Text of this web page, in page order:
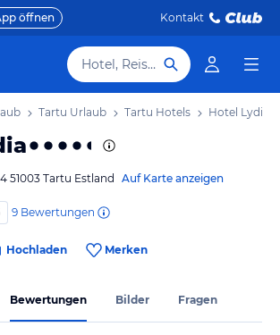
öffnen Kontakt
Hotel, Reiseziel
Tartu Urlaub Tartu Hotels Hotel Lydia
51003 Tartu Estland Auf Karte anzeigen
9 Bewertungen
Hochladen Merken
Bewertungen Bilder Fragen